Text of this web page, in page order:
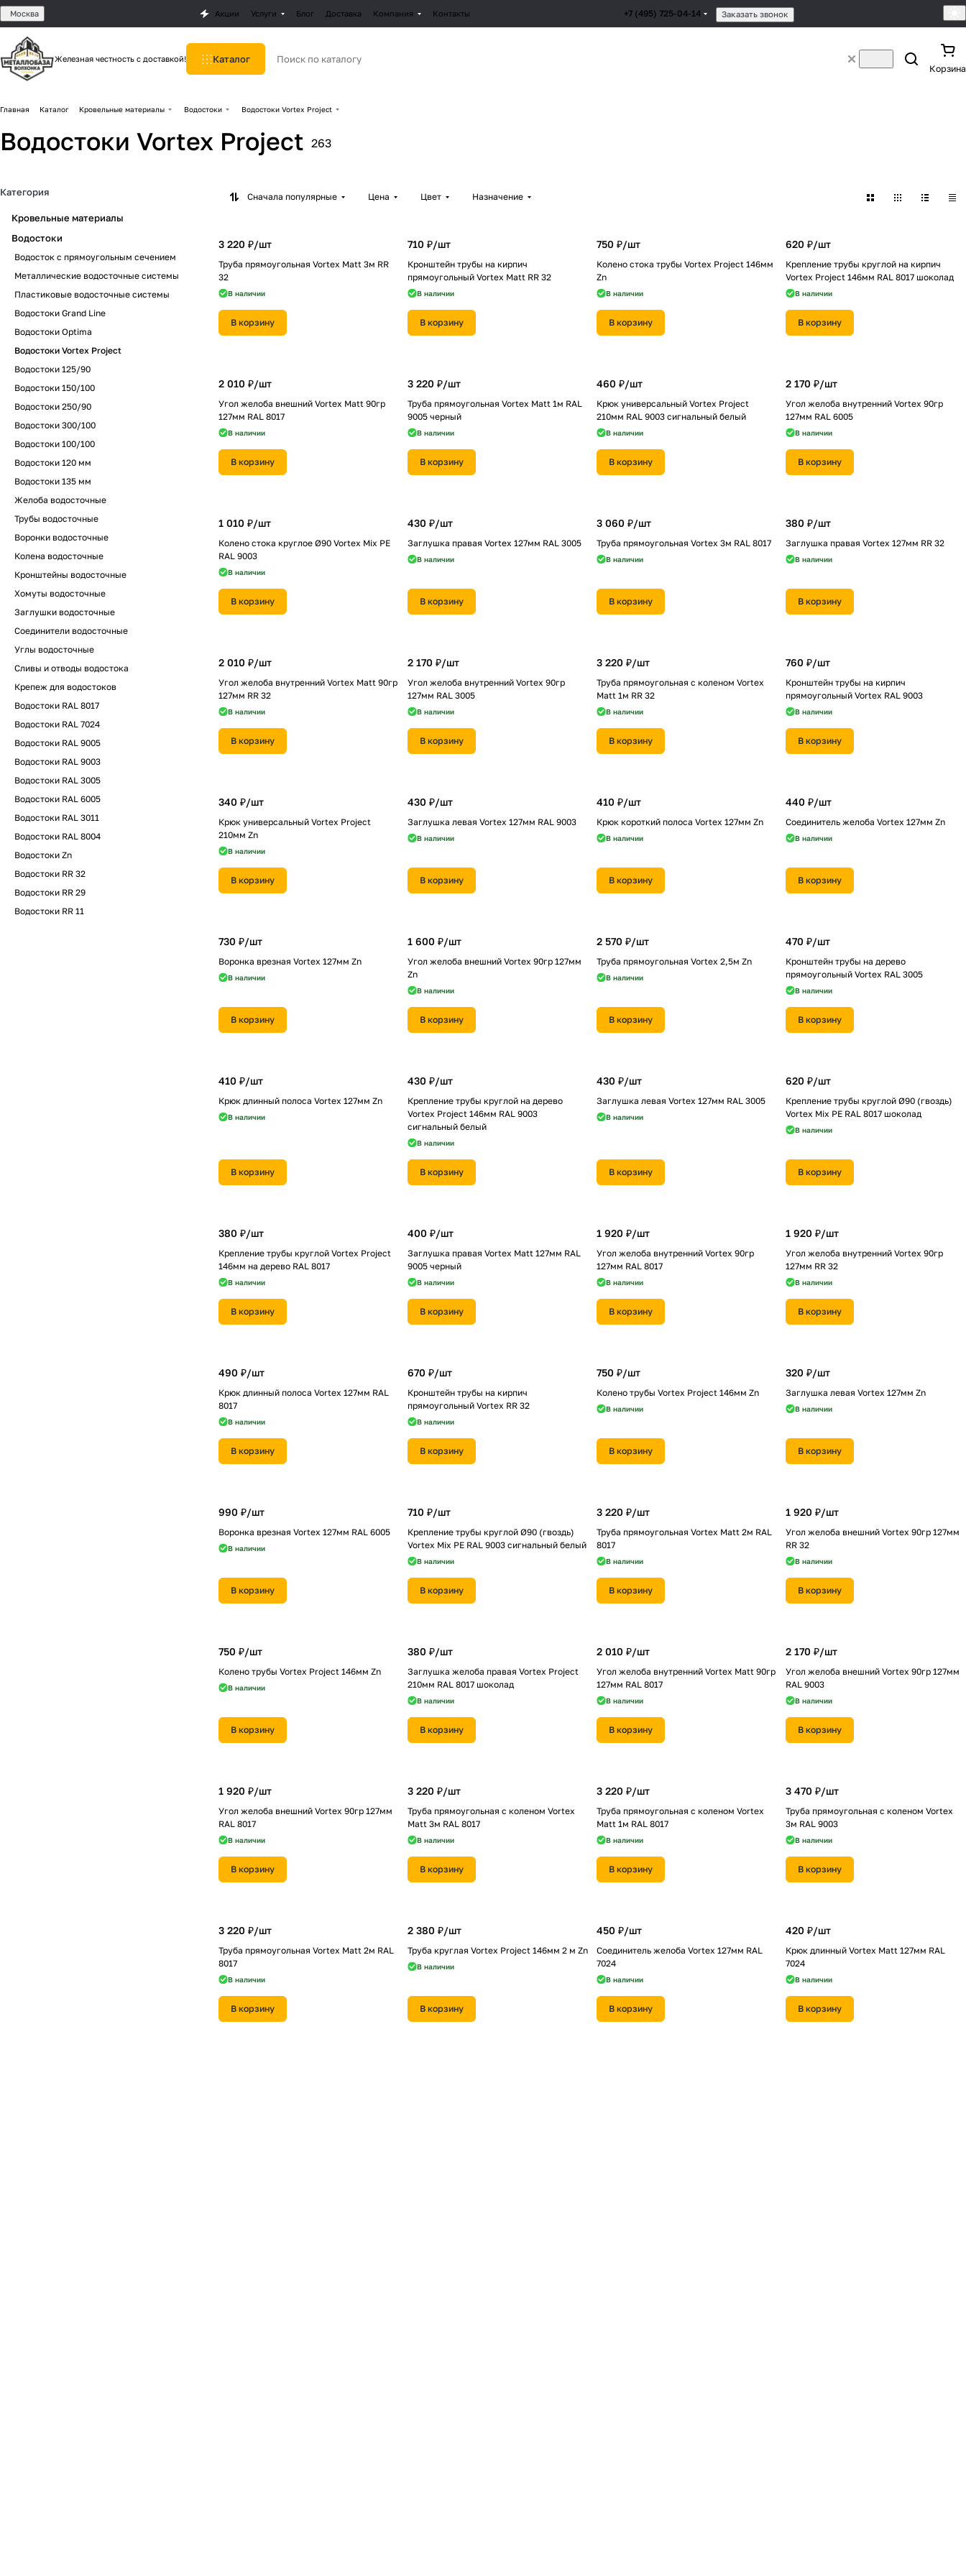
Москва Акции Услуги Блог Доставка Компания Контакты +7 (495) 725-04-14 Заказать звонок
Железная честность с доставкой! Каталог
Корзина
Главная Каталог Кровельные материалы Водостоки Водостоки Vortex Project
Водостоки Vortex Project 263
Сначала популярные Цена Цвет Назначение
3 220 ₽/шт
Труба прямоугольная Vortex Matt 3м RR
32
В наличии
В корзину
710 ₽/шт
Кронштейн трубы на кирпич
прямоугольный Vortex Matt RR 32
В наличии
В корзину
750 ₽/шт
Колено стока трубы Vortex Project 146мм
Zn
В наличии
В корзину
620 ₽/шт
Крепление трубы круглой на кирпич
Vortex Project 146мм RAL 8017 шоколад
В наличии
В корзину
2 010 ₽/шт
Угол желоба внешний Vortex Matt 90гр
127мм RAL 8017
В наличии
В корзину
3 220 ₽/шт
Труба прямоугольная Vortex Matt 1м RAL
9005 черный
В наличии
В корзину
460 ₽/шт
Крюк универсальный Vortex Project
210мм RAL 9003 сигнальный белый
В наличии
В корзину
2 170 ₽/шт
Угол желоба внутренний Vortex 90гр
127мм RAL 6005
В наличии
В корзину
1 010 ₽/шт
Колено стока круглое Ø90 Vortex Mix PE
RAL 9003
В наличии
В корзину
430 ₽/шт
Заглушка правая Vortex 127мм RAL 3005
В наличии
В корзину
3 060 ₽/шт
Труба прямоугольная Vortex 3м RAL 8017
В наличии
В корзину
380 ₽/шт
Заглушка правая Vortex 127мм RR 32
В наличии
В корзину
2 010 ₽/шт
Угол желоба внутренний Vortex Matt 90гр
127мм RR 32
В наличии
В корзину
2 170 ₽/шт
Угол желоба внутренний Vortex 90гр
127мм RAL 3005
В наличии
В корзину
3 220 ₽/шт
Труба прямоугольная с коленом Vortex
Matt 1м RR 32
В наличии
В корзину
760 ₽/шт
Кронштейн трубы на кирпич
прямоугольный Vortex RAL 9003
В наличии
В корзину
340 ₽/шт
Крюк универсальный Vortex Project
210мм Zn
В наличии
В корзину
430 ₽/шт
Заглушка левая Vortex 127мм RAL 9003
В наличии
В корзину
410 ₽/шт
Крюк короткий полоса Vortex 127мм Zn
В наличии
В корзину
440 ₽/шт
Соединитель желоба Vortex 127мм Zn
В наличии
В корзину
730 ₽/шт
Воронка врезная Vortex 127мм Zn
В наличии
В корзину
1 600 ₽/шт
Угол желоба внешний Vortex 90гр 127мм
Zn
В наличии
В корзину
2 570 ₽/шт
Труба прямоугольная Vortex 2,5м Zn
В наличии
В корзину
470 ₽/шт
Кронштейн трубы на дерево
прямоугольный Vortex RAL 3005
В наличии
В корзину
410 ₽/шт
Крюк длинный полоса Vortex 127мм Zn
В наличии
В корзину
430 ₽/шт
Крепление трубы круглой на дерево
Vortex Project 146мм RAL 9003
сигнальный белый
В наличии
В корзину
430 ₽/шт
Заглушка левая Vortex 127мм RAL 3005
В наличии
В корзину
620 ₽/шт
Крепление трубы круглой Ø90 (гвоздь)
Vortex Mix PE RAL 8017 шоколад
В наличии
В корзину
380 ₽/шт
Крепление трубы круглой Vortex Project
146мм на дерево RAL 8017
В наличии
В корзину
400 ₽/шт
Заглушка правая Vortex Matt 127мм RAL
9005 черный
В наличии
В корзину
1 920 ₽/шт
Угол желоба внутренний Vortex 90гр
127мм RAL 8017
В наличии
В корзину
1 920 ₽/шт
Угол желоба внутренний Vortex 90гр
127мм RR 32
В наличии
В корзину
490 ₽/шт
Крюк длинный полоса Vortex 127мм RAL
8017
В наличии
В корзину
670 ₽/шт
Кронштейн трубы на кирпич
прямоугольный Vortex RR 32
В наличии
В корзину
750 ₽/шт
Колено трубы Vortex Project 146мм Zn
В наличии
В корзину
320 ₽/шт
Заглушка левая Vortex 127мм Zn
В наличии
В корзину
990 ₽/шт
Воронка врезная Vortex 127мм RAL 6005
В наличии
В корзину
710 ₽/шт
Крепление трубы круглой Ø90 (гвоздь)
Vortex Mix PE RAL 9003 сигнальный белый
В наличии
В корзину
3 220 ₽/шт
Труба прямоугольная Vortex Matt 2м RAL
8017
В наличии
В корзину
1 920 ₽/шт
Угол желоба внешний Vortex 90гр 127мм
RR 32
В наличии
В корзину
750 ₽/шт
Колено трубы Vortex Project 146мм Zn
В наличии
В корзину
380 ₽/шт
Заглушка желоба правая Vortex Project
210мм RAL 8017 шоколад
В наличии
В корзину
2 010 ₽/шт
Угол желоба внутренний Vortex Matt 90гр
127мм RAL 8017
В наличии
В корзину
2 170 ₽/шт
Угол желоба внешний Vortex 90гр 127мм
RAL 9003
В наличии
В корзину
1 920 ₽/шт
Угол желоба внешний Vortex 90гр 127мм
RAL 8017
В наличии
В корзину
3 220 ₽/шт
Труба прямоугольная с коленом Vortex
Matt 3м RAL 8017
В наличии
В корзину
3 220 ₽/шт
Труба прямоугольная с коленом Vortex
Matt 1м RAL 8017
В наличии
В корзину
3 470 ₽/шт
Труба прямоугольная с коленом Vortex
3м RAL 9003
В наличии
В корзину
3 220 ₽/шт
Труба прямоугольная Vortex Matt 2м RAL
8017
В наличии
В корзину
2 380 ₽/шт
Труба круглая Vortex Project 146мм 2 м Zn
В наличии
В корзину
450 ₽/шт
Соединитель желоба Vortex 127мм RAL
7024
В наличии
В корзину
420 ₽/шт
Крюк длинный Vortex Matt 127мм RAL
7024
В наличии
В корзину
Категория
Кровельные материалы
Водостоки
Водосток с прямоугольным сечением
Металлические водосточные системы
Пластиковые водосточные системы
Водостоки Grand Line
Водостоки Optima
Водостоки Vortex Project
Водостоки 125/90
Водостоки 150/100
Водостоки 250/90
Водостоки 300/100
Водостоки 100/100
Водостоки 120 мм
Водостоки 135 мм
Желоба водосточные
Трубы водосточные
Воронки водосточные
Колена водосточные
Кронштейны водосточные
Хомуты водосточные
Заглушки водосточные
Соединители водосточные
Углы водосточные
Сливы и отводы водостока
Крепеж для водостоков
Водостоки RAL 8017
Водостоки RAL 7024
Водостоки RAL 9005
Водостоки RAL 9003
Водостоки RAL 3005
Водостоки RAL 6005
Водостоки RAL 3011
Водостоки RAL 8004
Водостоки Zn
Водостоки RR 32
Водостоки RR 29
Водостоки RR 11